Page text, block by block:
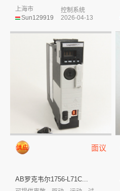
Sun129919
上海市
控制系统
2026-04-13
面议
AB罗克韦尔1756-L71C...